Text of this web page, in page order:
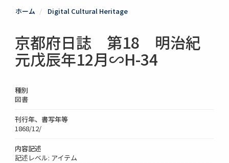
ホーム Digital Cultural Heritage
京都府日誌 第18 明治紀
元戊辰年12月∽H-34
種別
図書
刊行年、書写年等
1868/12/
内容記述
記述レベル: アイテム